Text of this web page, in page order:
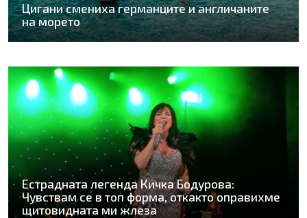
Цигани смениха германците и англичаните
на морето
Естрадната легенда Кичка Бодурова:
Чувствам се в топ форма, откакто оправихме
щитовидната ми жлеза